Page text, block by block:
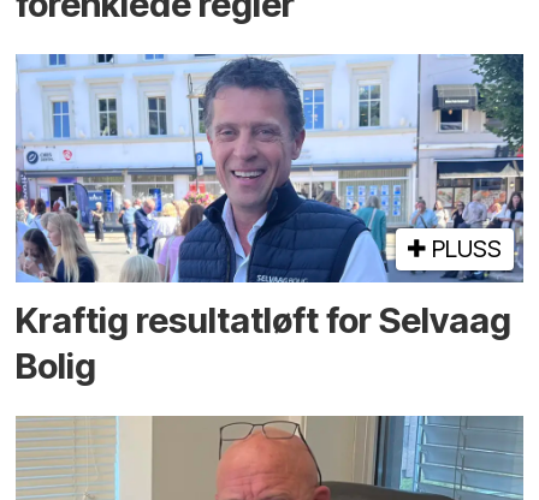
PLUSS
Kraftig resultatløft for Selvaag
Bolig